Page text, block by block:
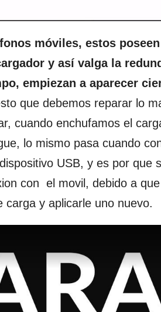
móviles, estos
y así valga la
empiezan a aparecer
que debemos reparar lo
cuando enchufamos el
lo mismo pasa cuando
USB, y es por que
con el movil, debido a
y aplicarle uno nuevo.